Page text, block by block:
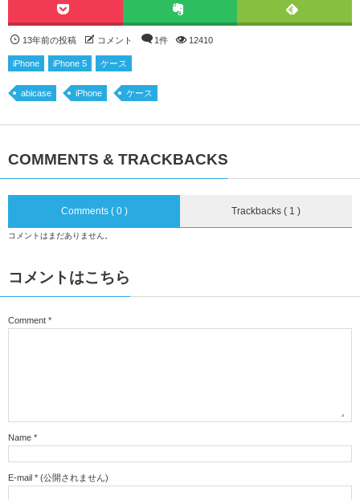
13年前の投稿 コメント 1件 12410
iPhone iPhone 5 ケース
abicase iPhone ケース
COMMENTS & TRACKBACKS
Comments ( 0 ) Trackbacks ( 1 )
コメントはまだありません。
コメントはこちら
Comment *
Name *
E-mail * (公開されません)